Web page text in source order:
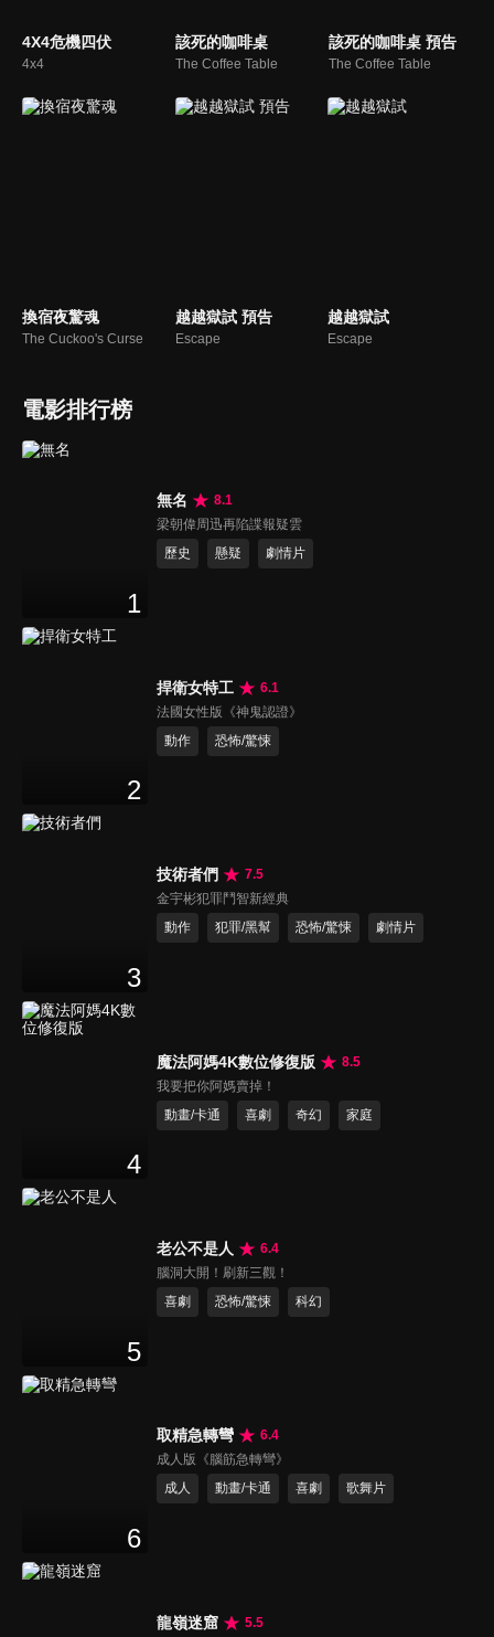
4X4危機四伏
4x4
該死的咖啡桌
The Coffee Table
該死的咖啡桌 預告
The Coffee Table
換宿夜驚魂
The Cuckoo's Curse
越越獄試 預告
Escape
越越獄試
Escape
電影排行榜
1
無名
8.1
梁朝偉周迅再陷諜報疑雲
歷史
懸疑 劇情片
2
捍衛女特工
6.1
法國女性版《神鬼認證》
動作
恐怖/驚悚
3
技術者們
7.5
金宇彬犯罪鬥智新經典
動作
犯罪/黑幫 恐怖/驚悚 劇情片
4
魔法阿媽4K數位修復版
8.5
我要把你阿媽賣掉！
動畫/卡通
喜劇 奇幻 家庭
5
老公不是人
6.4
腦洞大開！刷新三觀！
喜劇
恐怖/驚悚 科幻
6
取精急轉彎
6.4
成人版《腦筋急轉彎》
成人
動畫/卡通 喜劇 歌舞片
龍嶺迷窟
5.5